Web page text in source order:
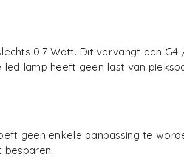
0.7 Watt. Dit vervangt een
lamp heeft geen last van
geen enkele aanpassing te
besparen.